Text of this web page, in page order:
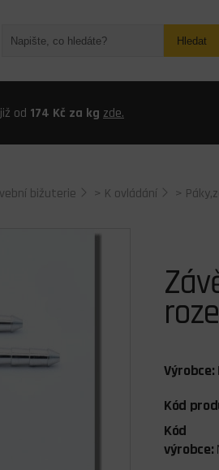
Hledat
od 174 Kč za kg zde.
bižuterie > K ovládání >
Výrobce:
Kód
Kód
výrobce: